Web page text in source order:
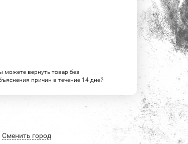
можете вернуть товар без
причин в течение 14 дней
Cменить город